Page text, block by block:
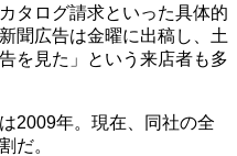
タログ請求といった具体的
聞広告は金曜に出稿し、土
を見た」という来店者も多
2009年。現在、同社の全
だ。